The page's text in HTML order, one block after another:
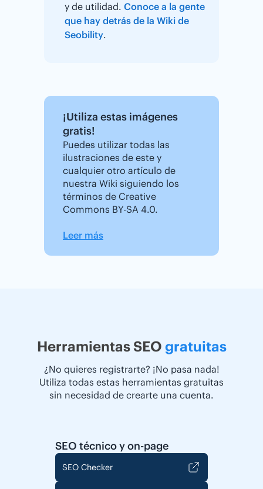
y de utilidad. Conoce a la gente
que hay detrás de la Wiki de
Seobility.
¡Utiliza estas imágenes
gratis!
Puedes utilizar todas las
ilustraciones de este y
cualquier otro artículo de
nuestra Wiki siguiendo los
términos de Creative
Commons BY-SA 4.0.
Leer más
Herramientas SEO gratuitas
¿No quieres registrarte? ¡No pasa nada!
Utiliza todas estas herramientas gratuitas
sin necesidad de crearte una cuenta.
SEO técnico y on-page
SEO Checker